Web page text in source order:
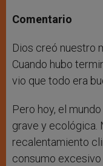
Comentario
Dios creó nuestro
Cuando hubo
vio que todo era
Pero hoy, el
grave y ecológica.
recalentamiento
consumo